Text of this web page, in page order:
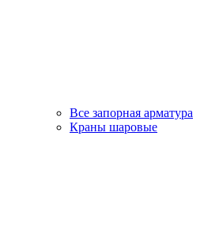
Все запорная арматура
Краны шаровые